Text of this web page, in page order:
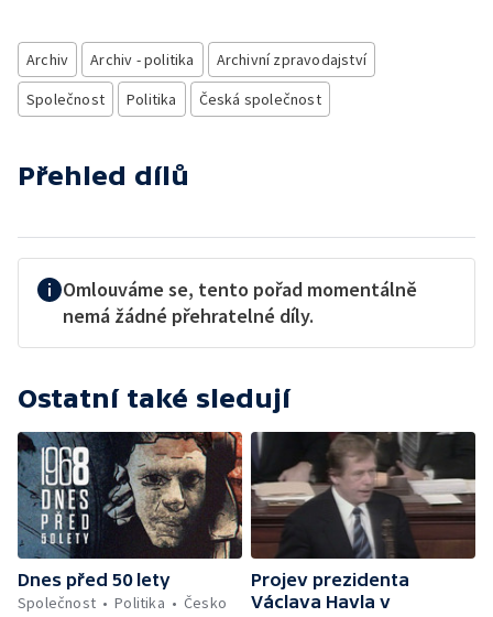
Archiv Archiv - politika
Archivní zpravodajství
Společnost
Politika Česká společnost
Přehled dílů
Omlouváme se, tento pořad momentálně
nemá žádné přehratelné díly.
Ostatní také sledují
Dnes před 50 lety
Společnost
Politika Česko
Projev prezidenta
Václava Havla v